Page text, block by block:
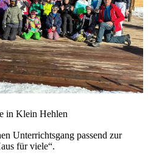
in Klein Hehlen
Unterrichtsgang passend zur
für viele“.